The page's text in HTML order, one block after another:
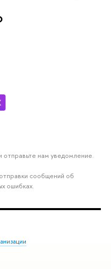
нам уведомление.
сообщений об
ошибках.